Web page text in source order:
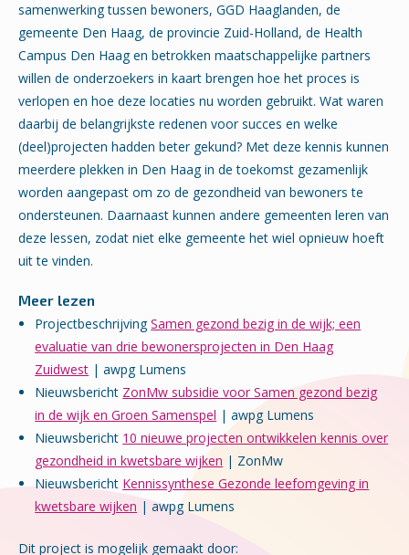
samenwerking tussen bewoners, GGD Haaglanden, de
gemeente Den Haag, de provincie Zuid-Holland, de Health
Campus Den Haag en betrokken maatschappelijke partners
willen de onderzoekers in kaart brengen hoe het proces is
verlopen en hoe deze locaties nu worden gebruikt. Wat waren
daarbij de belangrijkste redenen voor succes en welke
(deel)projecten hadden beter gekund? Met deze kennis kunnen
meerdere plekken in Den Haag in de toekomst gezamenlijk
worden aangepast om zo de gezondheid van bewoners te
ondersteunen. Daarnaast kunnen andere gemeenten leren van
deze lessen, zodat niet elke gemeente het wiel opnieuw hoeft
uit te vinden.
Meer lezen
ProjectbeschrijvingSamen gezond bezig in de wijk; een
evaluatie van drie bewonersprojecten in Den Haag
Zuidwest | awpg Lumens
Nieuwsbericht ZonMw subsidie voor Samen gezond bezig
in de wijk en Groen Samenspel | awpg Lumens
Nieuwsbericht 10 nieuwe projecten ontwikkelen kennis over
gezondheid in kwetsbare wijken | ZonMw
Nieuwsbericht Kennissynthese Gezonde leefomgeving in
kwetsbare wijken | awpg Lumens
Dit project is mogelijk gemaakt door: